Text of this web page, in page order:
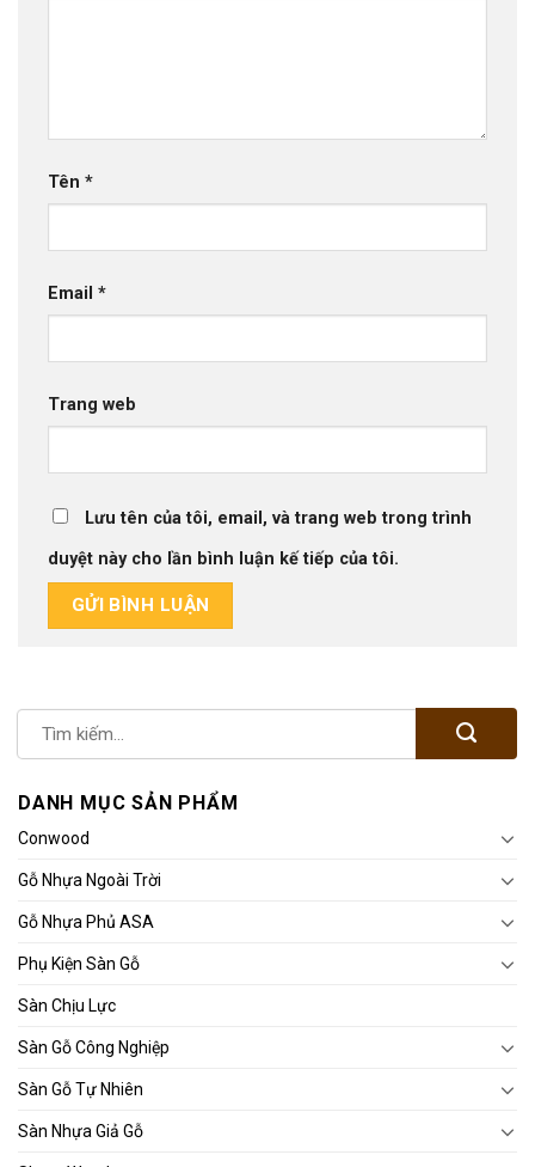
Tên *
Email *
Trang web
Lưu tên của tôi, email, và trang web trong trình
duyệt này cho lần bình luận kế tiếp của tôi.
DANH MỤC SẢN PHẨM
Conwood
Gỗ Nhựa Ngoài Trời
Gỗ Nhựa Phủ ASA
Phụ Kiện Sàn Gỗ
Sàn Chịu Lực
Sàn Gỗ Công Nghiệp
Sàn Gỗ Tự Nhiên
Sàn Nhựa Giả Gỗ